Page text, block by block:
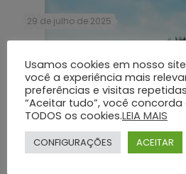
29 de julho de 2025
Usamos cookies em nosso
você a experiência mais
preferências e visitas
“Aceitar tudo”, você
TODOS os cookies.LEIA MAIS
CONFIGURAÇÕES ACEITAR